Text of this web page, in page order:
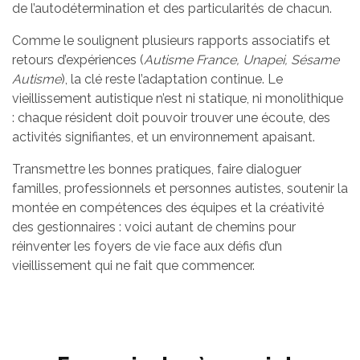
de l’autodétermination et des particularités de chacun.
Comme le soulignent plusieurs rapports associatifs et
retours d’expériences (Autisme France, Unapei, Sésame
Autisme), la clé reste l’adaptation continue. Le
vieillissement autistique n’est ni statique, ni monolithique
: chaque résident doit pouvoir trouver une écoute, des
activités signifiantes, et un environnement apaisant.
Transmettre les bonnes pratiques, faire dialoguer
familles, professionnels et personnes autistes, soutenir la
montée en compétences des équipes et la créativité
des gestionnaires : voici autant de chemins pour
réinventer les foyers de vie face aux défis d’un
vieillissement qui ne fait que commencer.